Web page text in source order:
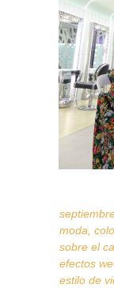
moda,
sobre el
efectos
estilo de